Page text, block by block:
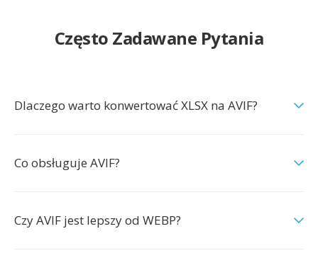
Często Zadawane Pytania
Dlaczego warto konwertować XLSX na AVIF?
Co obsługuje AVIF?
Czy AVIF jest lepszy od WEBP?